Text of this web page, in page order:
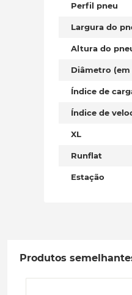
Perfil pneu
Largura do
Altura do
Diâmetro (em
Índice de
Índice de
XL
Runflat
Estação
Produtos